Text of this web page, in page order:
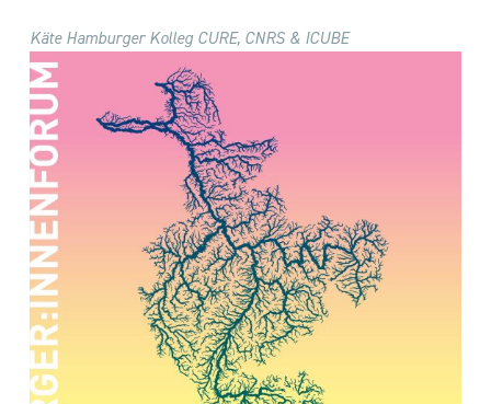
Käte Hamburger Kolleg CURE, CNRS & ICUBE